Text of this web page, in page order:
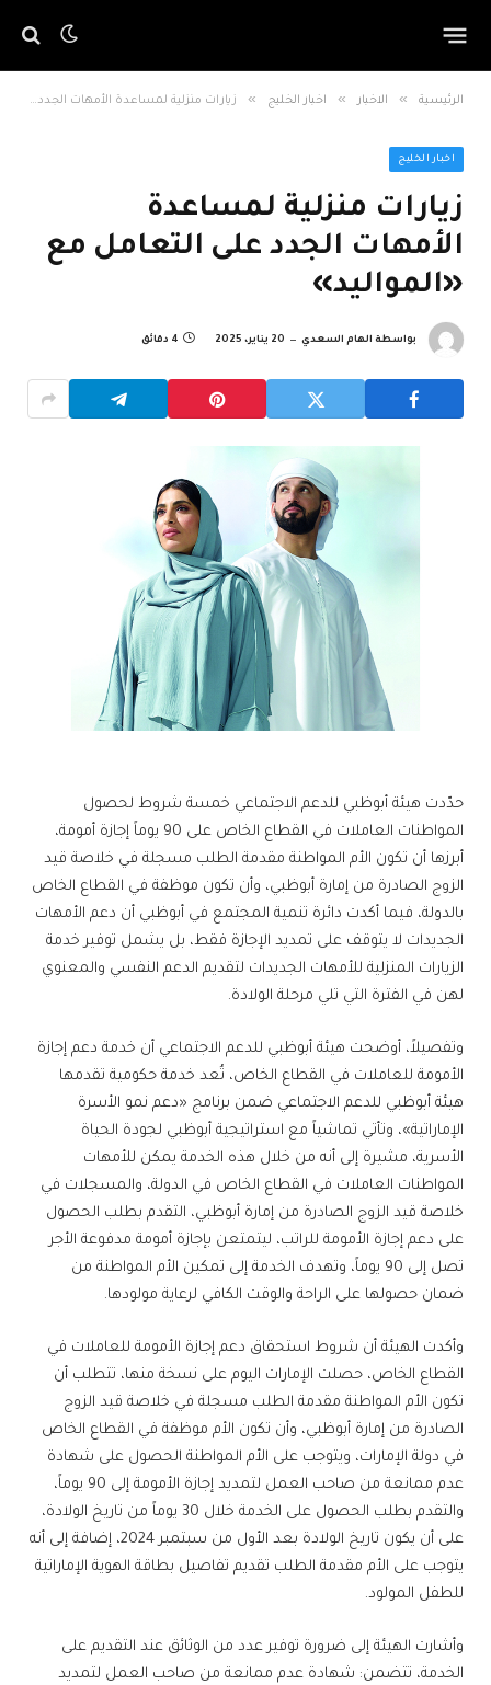
الرئيسية » الاخبار » اخبار الخليج » زيارات منزلية لمساعدة الأمهات الجدد على التعامل مع «المواليد»
اخبار الخليج
زيارات منزلية لمساعدة
الأمهات الجدد على التعامل مع
«المواليد»
بواسطة الهام السعدي 20 يناير، 2025 4 دقائق
حدّدت هيئة أبوظبي للدعم الاجتماعي خمسة شروط لحصول
المواطنات العاملات في القطاع الخاص على 90 يوماً إجازة أمومة،
أبرزها أن تكون الأم المواطنة مقدمة الطلب مسجلة في خلاصة قيد
الزوج الصادرة من إمارة أبوظبي، وأن تكون موظفة في القطاع الخاص
بالدولة، فيما أكدت دائرة تنمية المجتمع في أبوظبي أن دعم الأمهات
الجديدات لا يتوقف على تمديد الإجازة فقط، بل يشمل توفير خدمة
الزيارات المنزلية للأمهات الجديدات لتقديم الدعم النفسي والمعنوي
لهن في الفترة التي تلي مرحلة الولادة.
وتفصيلاً، أوضحت هيئة أبوظبي للدعم الاجتماعي أن خدمة دعم إجازة
الأمومة للعاملات في القطاع الخاص، تُعد خدمة حكومية تقدمها
هيئة أبوظبي للدعم الاجتماعي ضمن برنامج «دعم نمو الأسرة
الإماراتية»، وتأتي تماشياً مع استراتيجية أبوظبي لجودة الحياة
الأسرية، مشيرة إلى أنه من خلال هذه الخدمة يمكن للأمهات
المواطنات العاملات في القطاع الخاص في الدولة، والمسجلات في
خلاصة قيد الزوج الصادرة من إمارة أبوظبي، التقدم بطلب الحصول
على دعم إجازة الأمومة للراتب، ليتمتعن بإجازة أمومة مدفوعة الأجر
تصل إلى 90 يوماً، وتهدف الخدمة إلى تمكين الأم المواطنة من
ضمان حصولها على الراحة والوقت الكافي لرعاية مولودها.
وأكدت الهيئة أن شروط استحقاق دعم إجازة الأمومة للعاملات في
القطاع الخاص، حصلت الإمارات اليوم على نسخة منها، تتطلب أن
تكون الأم المواطنة مقدمة الطلب مسجلة في خلاصة قيد الزوج
الصادرة من إمارة أبوظبي، وأن تكون الأم موظفة في القطاع الخاص
في دولة الإمارات، ويتوجب على الأم المواطنة الحصول على شهادة
عدم ممانعة من صاحب العمل لتمديد إجازة الأمومة إلى 90 يوماً،
والتقدم بطلب الحصول على الخدمة خلال 30 يوماً من تاريخ الولادة،
على أن يكون تاريخ الولادة بعد الأول من سبتمبر 2024، إضافة إلى أنه
يتوجب على الأم مقدمة الطلب تقديم تفاصيل بطاقة الهوية الإماراتية
للطفل المولود.
وأشارت الهيئة إلى ضرورة توفير عدد من الوثائق عند التقديم على
الخدمة، تتضمن: شهادة عدم ممانعة من صاحب العمل لتمديد